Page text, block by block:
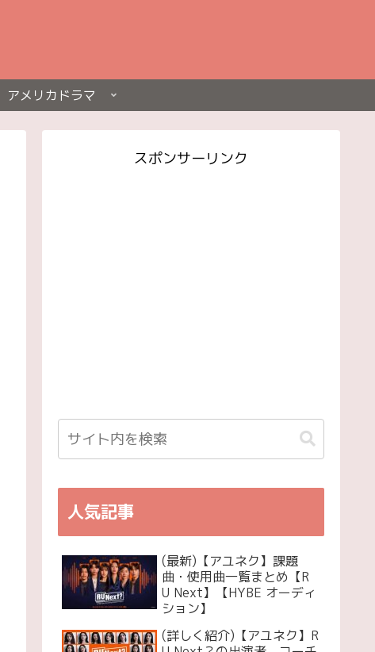
アメリカドラマ
スポンサーリンク
人気記事
(最新)【アユネク】課題
曲・使用曲一覧まとめ【R
U Next】【HYBE オーディ
ション】
(詳しく紹介)【アユネク】R